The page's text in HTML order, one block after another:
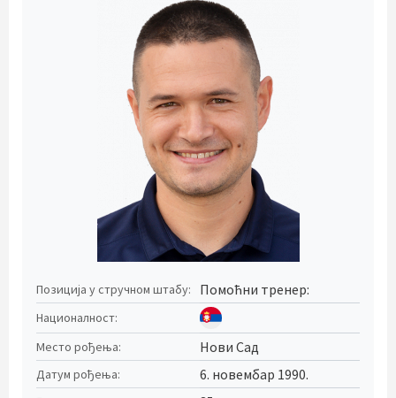
Позиција у стручном штабу: Помоћни тренер:
Националност:
Место рођења:
Нови Сад
Датум рођења: 6. новембар 1990.